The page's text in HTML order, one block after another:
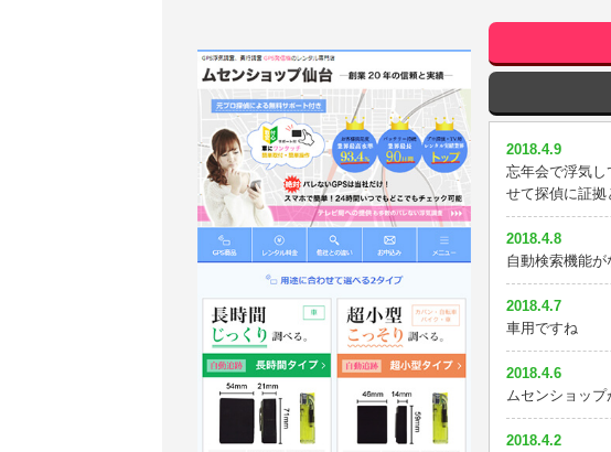
バッテリーが
2018.2.4
24時間監視した
2018.1.30
思ったより小さ
2018.1.28
浮気がわかった
2018.1.27
婚約者の素行調
たみたいなの
2018.3.18
なかなかいい
タイプAから
ので検索が面
2018.3.8
探偵になった気
2018.3.3
飲み会だと嘘つ
2018.3.2
前妻の浮気で離
2018.2.19
嫁を尾行してや
2018.4.9
忘年会で浮気
せて探偵に証拠
2018.4.8
自動検索機能
2018.4.7
車用ですね
2018.4.6
ムセンショッ
2018.4.2